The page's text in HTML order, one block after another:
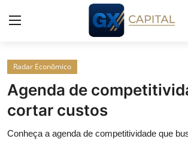
Entrar
Início
Cursos
Radar Econômico
Agenda de
cortar custos
Conheça a agenda de competitividade que